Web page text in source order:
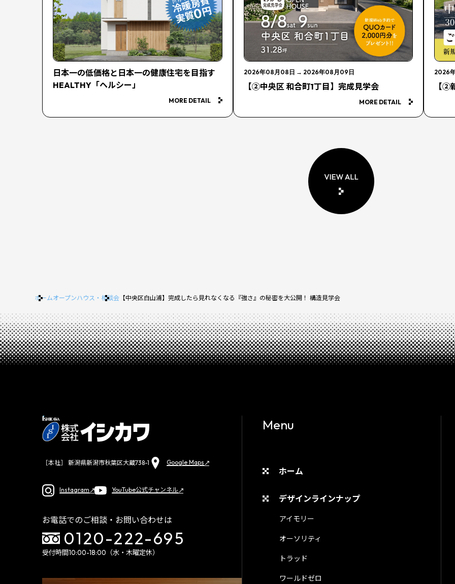
日本一の低価格と日本一の健康住宅を目指す
HEALTHY「ヘルシー」
MORE DETAIL
2026年08月08日 → 2026年08月09日
【②中央区 和合町1丁目】完成見学会
MORE DETAIL
2026
【②
ホームオープンハウス・相談会【中央区白山浦】完成したら見れなくなる『強さ』の秘密を大公開！ 構造見学会
［本社］ 新潟県新潟市秋葉区大蔵738-1 Google Maps
Instagram YouTube公式チャンネル
お電話でのご相談・お問い合わせは
0120-222-695
受付時間10:00-18:00（水・木曜定休）
Menu
ホーム
デザインラインナップ
アイモリー
オーソリティ
トラッド
ワールドゼロ